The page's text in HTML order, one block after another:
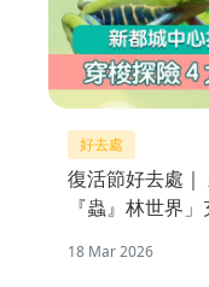
好去處
復活節好去處
『蟲』林世界
18 Mar 2026